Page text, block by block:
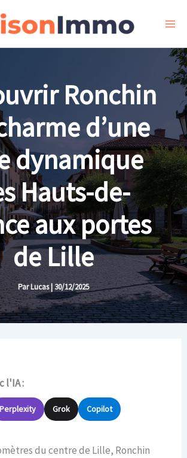
Ronchin
d’une
dynamique
Hauts-de-
aux portes
de Lille
ParLucas|30/12/2025
l'IA :
Perplexity Grok Copilot
du centre de Lille, Ronchin